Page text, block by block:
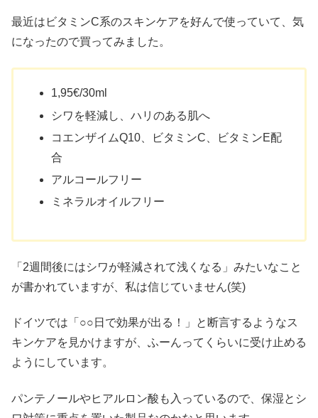
最近はビタミンC系のスキンケアを好んで使っていて、気
になったので買ってみました。
1,95€/30ml
シワを軽減し、ハリのある肌へ
コエンザイムQ10、ビタミンC、ビタミンE配
合
アルコールフリー
ミネラルオイルフリー
「2週間後にはシワが軽減されて浅くなる」みたいなこと
が書かれていますが、私は信じていません(笑)
ドイツでは「○○日で効果が出る！」と断言するようなス
キンケアを見かけますが、ふーんってくらいに受け止める
ようにしています。
パンテノールやヒアルロン酸も入っているので、保湿とシ